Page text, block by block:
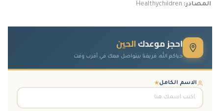
المصادر:
احجز موعدكالحين
حياكم الله، فريقنا بيتواصل معك في أقرب وقت
الاسم الكامل★